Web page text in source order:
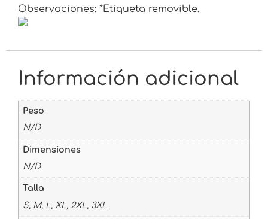
Observaciones: *Etiqueta removible.
Información adicional
Peso
N/D
Dimensiones
N/D
Talla
S, M, L, XL, 2XL, 3XL